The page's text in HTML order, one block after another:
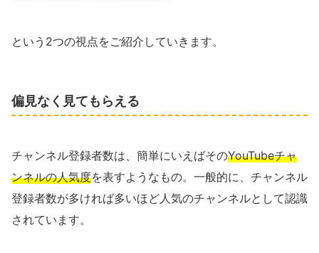
という2つの視点をご紹介していきます。
偏見なく見てもらえる
チャンネル登録者数は、簡単にいえばそのYouTubeチャ
ンネルの人気度を表すようなもの。一般的に、チャンネル
登録者数が多ければ多いほど人気のチャンネルとして認識
されています。